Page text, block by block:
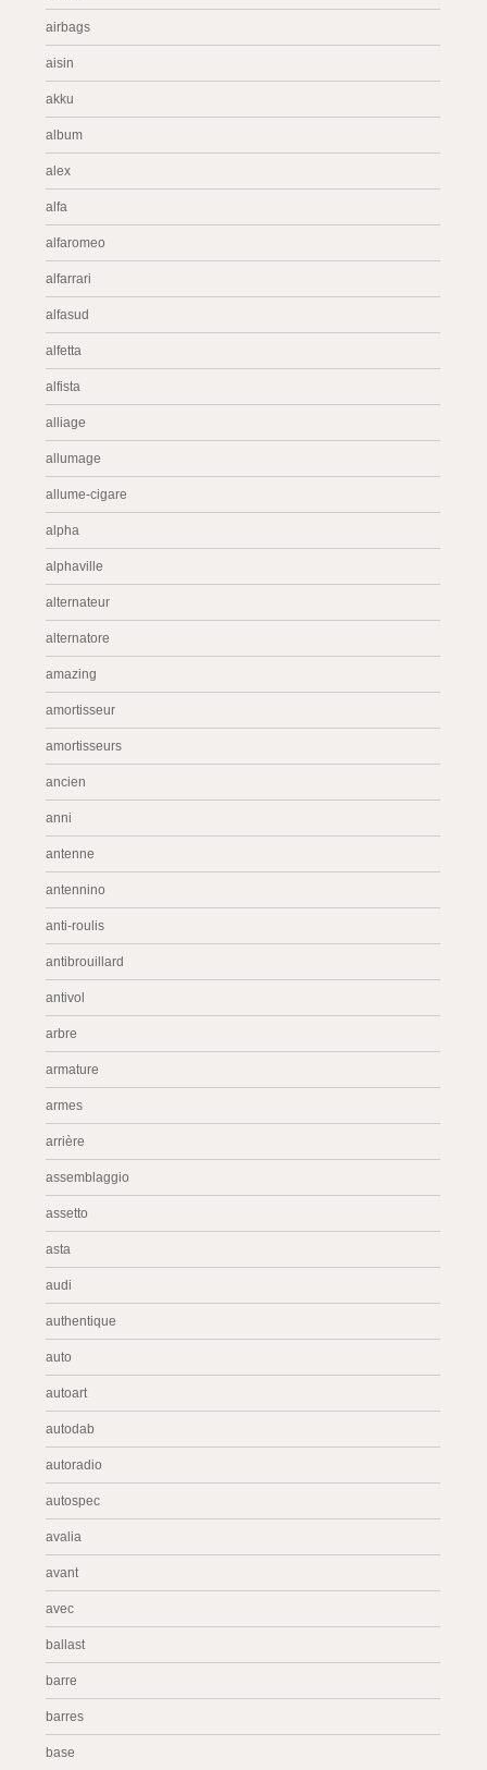
airbags
aisin
akku
album
alex
alfa
alfaromeo
alfarrari
alfasud
alfetta
alfista
alliage
allumage
allume-cigare
alpha
alphaville
alternateur
alternatore
amazing
amortisseur
amortisseurs
ancien
anni
antenne
antennino
anti-roulis
antibrouillard
antivol
arbre
armature
armes
arrière
assemblaggio
assetto
asta
audi
authentique
auto
autoart
autodab
autoradio
autospec
avalia
avant
avec
ballast
barre
barres
base